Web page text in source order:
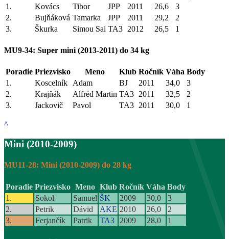
1.
Kovács Tibor JPP 2011 26,6
3
2.
Bujňáková Tamarka JPP 2011 29,2
2
3.
Škurka Simou Sai TA3 2012 26,5 1
MU9-34: Super mini (2013-2011) do 34 kg
Poradie Priezvisko Meno Klub Ročník Váha Body
1.
Koscelník Adam BJ 2011 34,0
3
2.
Krajňák Alfréd Martin TA3 2011 32,5
2
3.
Jackovič Pavol TA3 2011 30,0 1
^
Mini (2010-2009)
MU11-28: Mini (2010-2009) do 28 kg
Poradie Priezvisko Meno Klub Ročník Váha Body
1.
Sokol Samuel ŠK 2009 30,0
3
2.
Petrik Dávid AKE 2010 26,0
2
3.
Ferjančík Patrik TA3 2009 28,0 1